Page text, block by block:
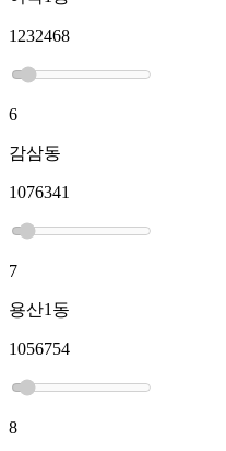
1232468
6
감삼동
1076341
7
용산1동
1056754
8